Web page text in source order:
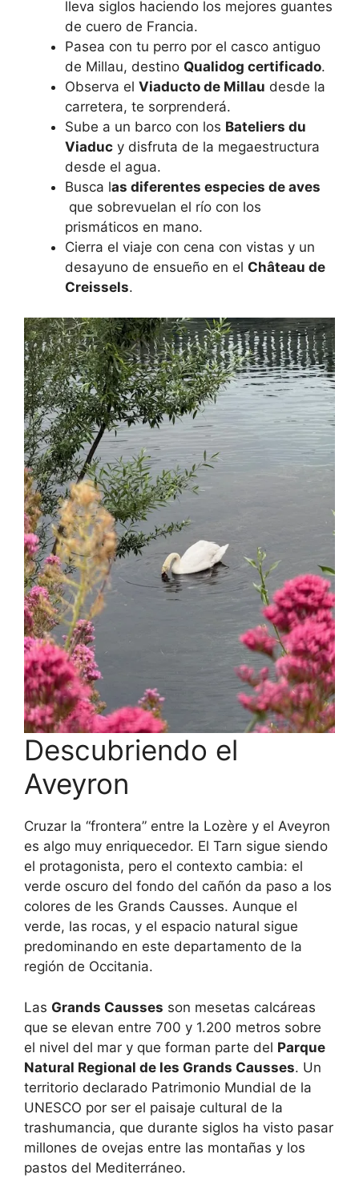
lleva siglos haciendo los mejores guantes
de cuero de Francia.
Pasea con tu perro por el casco antiguo
de Millau, destino Qualidog certificado.
Observa el Viaducto de Millau desde la
carretera, te sorprenderá.
Sube a un barco con los Bateliers du
Viaduc y disfruta de la megaestructura
desde el agua.
Busca las diferentes especies de aves
que sobrevuelan el río con los
prismáticos en mano.
Cierra el viaje con cena con vistas y un
desayuno de ensueño en el Château de
Creissels.
Descubriendo el
Aveyron
Cruzar la “frontera” entre la Lozère y el Aveyron
es algo muy enriquecedor. El Tarn sigue siendo
el protagonista, pero el contexto cambia: el
verde oscuro del fondo del cañón da paso a los
colores de les Grands Causses. Aunque el
verde, las rocas, y el espacio natural sigue
predominando en este departamento de la
región de Occitania.
Las Grands Causses son mesetas calcáreas
que se elevan entre 700 y 1.200 metros sobre
el nivel del mar y que forman parte del Parque
Natural Regional de les Grands Causses. Un
territorio declarado Patrimonio Mundial de la
UNESCO por ser el paisaje cultural de la
trashumancia, que durante siglos ha visto pasar
millones de ovejas entre las montañas y los
pastos del Mediterráneo.